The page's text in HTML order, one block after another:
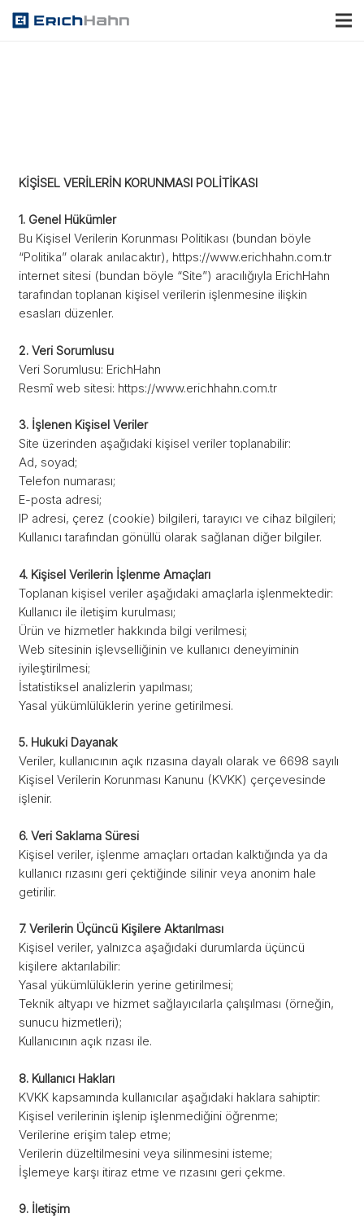
KİŞİSEL VERİLERİN KORUNMASI POLİTİKASI
1. Genel Hükümler
Bu Kişisel Verilerin Korunması Politikası (bundan böyle
“Politika” olarak anılacaktır), https://www.erichhahn.com.tr
internet sitesi (bundan böyle “Site”) aracılığıyla ErichHahn
tarafından toplanan kişisel verilerin işlenmesine ilişkin
esasları düzenler.
2. Veri Sorumlusu
Veri Sorumlusu: ErichHahn
Resmî web sitesi: https://www.erichhahn.com.tr
3. İşlenen Kişisel Veriler
Site üzerinden aşağıdaki kişisel veriler toplanabilir:
Ad, soyad;
Telefon numarası;
E-posta adresi;
IP adresi, çerez (cookie) bilgileri, tarayıcı ve cihaz bilgileri;
Kullanıcı tarafından gönüllü olarak sağlanan diğer bilgiler.
4. Kişisel Verilerin İşlenme Amaçları
Toplanan kişisel veriler aşağıdaki amaçlarla işlenmektedir:
Kullanıcı ile iletişim kurulması;
Ürün ve hizmetler hakkında bilgi verilmesi;
Web sitesinin işlevselliğinin ve kullanıcı deneyiminin
iyileştirilmesi;
İstatistiksel analizlerin yapılması;
Yasal yükümlülüklerin yerine getirilmesi.
5. Hukuki Dayanak
Veriler, kullanıcının açık rızasına dayalı olarak ve 6698 sayılı
Kişisel Verilerin Korunması Kanunu (KVKK) çerçevesinde
işlenir.
6. Veri Saklama Süresi
Kişisel veriler, işlenme amaçları ortadan kalktığında ya da
kullanıcı rızasını geri çektiğinde silinir veya anonim hale
getirilir.
7. Verilerin Üçüncü Kişilere Aktarılması
Kişisel veriler, yalnızca aşağıdaki durumlarda üçüncü
kişilere aktarılabilir:
Yasal yükümlülüklerin yerine getirilmesi;
Teknik altyapı ve hizmet sağlayıcılarla çalışılması (örneğin,
sunucu hizmetleri);
Kullanıcının açık rızası ile.
8. Kullanıcı Hakları
KVKK kapsamında kullanıcılar aşağıdaki haklara sahiptir:
Kişisel verilerinin işlenip işlenmediğini öğrenme;
Verilerine erişim talep etme;
Verilerin düzeltilmesini veya silinmesini isteme;
İşlemeye karşı itiraz etme ve rızasını geri çekme.
9. İletişim